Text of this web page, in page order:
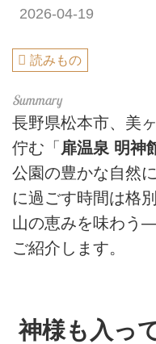
2026-04-19
読みもの
長野県松本市、美
佇む「 扉温泉 明神
公園の豊かな自然
に過ごす時間は格
山の恵みを味わう
ご紹介します。
神様も入っ